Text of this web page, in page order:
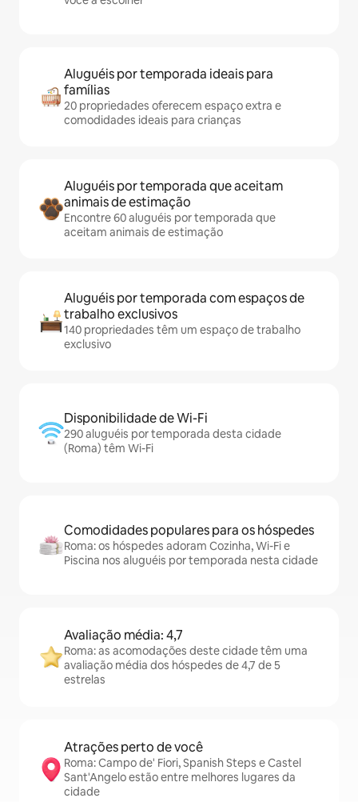
Aluguéis por temporada ideais para
famílias
20 propriedades oferecem espaço extra e
comodidades ideais para crianças
Aluguéis por temporada que aceitam
animais de estimação
Encontre 60 aluguéis por temporada que
aceitam animais de estimação
Aluguéis por temporada com espaços de
trabalho exclusivos
140 propriedades têm um espaço de trabalho
exclusivo
Disponibilidade de Wi-Fi
290 aluguéis por temporada desta cidade
(Roma) têm Wi-Fi
Comodidades populares para os hóspedes
Roma: os hóspedes adoram Cozinha, Wi-Fi e
Piscina nos aluguéis por temporada nesta cidade
Avaliação média: 4,7
Roma: as acomodações deste cidade têm uma
avaliação média dos hóspedes de 4,7 de 5
estrelas
Atrações perto de você
Roma: Campo de' Fiori, Spanish Steps e Castel
Sant'Angelo estão entre melhores lugares da
cidade